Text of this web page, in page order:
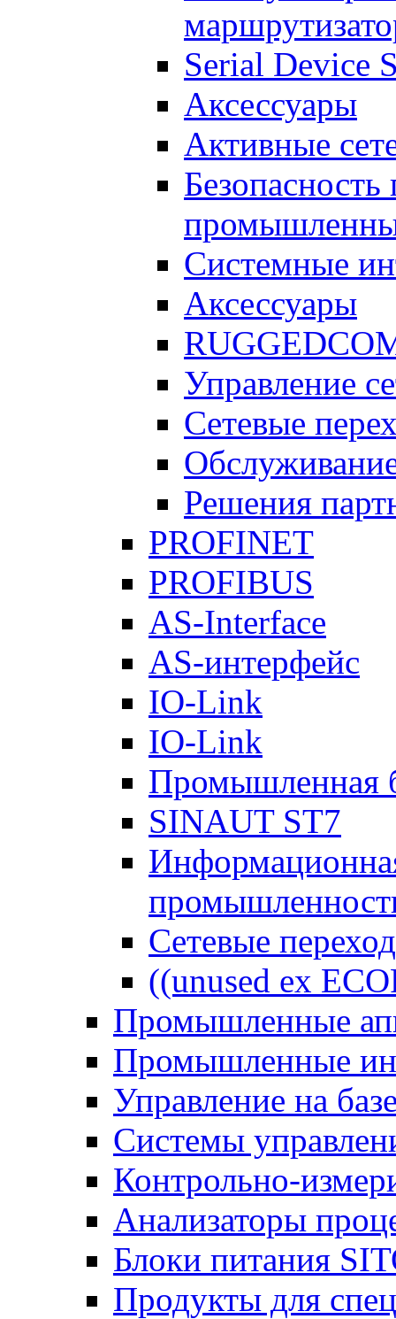
Serial Device
Аксессуары
Активные
Системные
Аксессуары
Управление
Сетевые
Решения
PROFINET
PROFIBUS
AS-Interface
AS-интерфейс
IO-Link
IO-Link
Промышленная
SINAUT ST7
Сетевые
((unused ex
Промышленные
Промышленные
Управление на
Системы
Контрольно-
Анализаторы
Блоки питания
Продукты для